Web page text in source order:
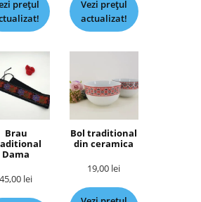
prețul
Vezi prețul
actualizat!
Brau
Dama
45,00 lei
Bol traditional
din ceramica
19,00 lei